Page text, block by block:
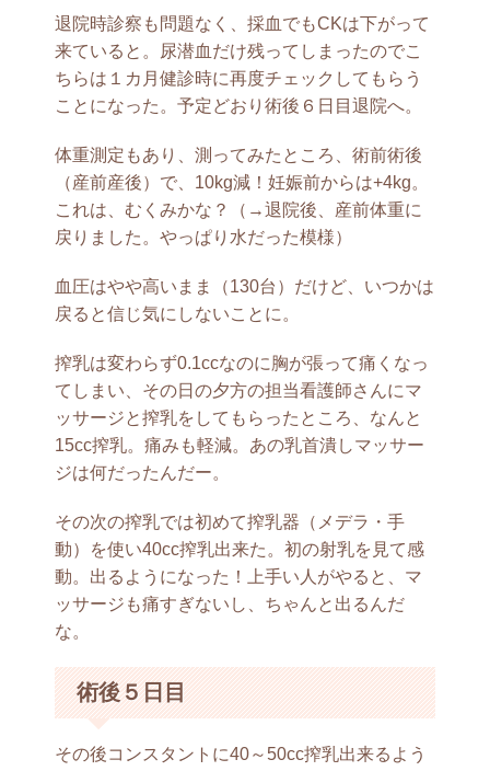
退院時診察も問題なく、採血でもCKは下がって
来ていると。尿潜血だけ残ってしまったのでこ
ちらは１カ月健診時に再度チェックしてもらう
ことになった。予定どおり術後６日目退院へ。
体重測定もあり、測ってみたところ、術前術後
（産前産後）で、10kg減！妊娠前からは+4kg。
これは、むくみかな？（→退院後、産前体重に
戻りました。やっぱり水だった模様）
血圧はやや高いまま（130台）だけど、いつかは
戻ると信じ気にしないことに。
搾乳は変わらず0.1ccなのに胸が張って痛くなっ
てしまい、その日の夕方の担当看護師さんにマ
ッサージと搾乳をしてもらったところ、なんと
15cc搾乳。痛みも軽減。あの乳首潰しマッサー
ジは何だったんだー。
その次の搾乳では初めて搾乳器（メデラ・手
動）を使い40cc搾乳出来た。初の射乳を見て感
動。出るようになった！上手い人がやると、マ
ッサージも痛すぎないし、ちゃんと出るんだ
な。
術後５日目
その後コンスタントに40～50cc搾乳出来るよう